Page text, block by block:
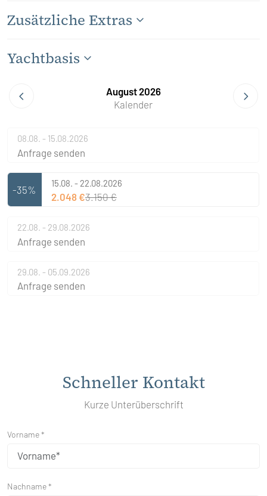
Zusätzliche Extras
Yachtbasis
August 2026
Kalender
08.08. - 15.08.2026
Anfrage senden
-35%
15.08. - 22.08.2026
2.048 €3.150 €
22.08. - 29.08.2026
Anfrage senden
29.08. - 05.09.2026
Anfrage senden
Schneller Kontakt
Kurze Unterüberschrift
Vorname *
Nachname *